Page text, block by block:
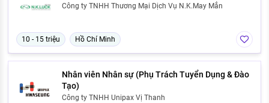
Công ty TNHH Thương Mại Dịch Vụ N.K.May Mắn
10 - 15 triệu Hồ Chí Minh
Nhân viên Nhân sự (Phụ Trách Tuyển Dụng & Đào
Tạo)
Công ty TNHH Unipax Vị Thanh